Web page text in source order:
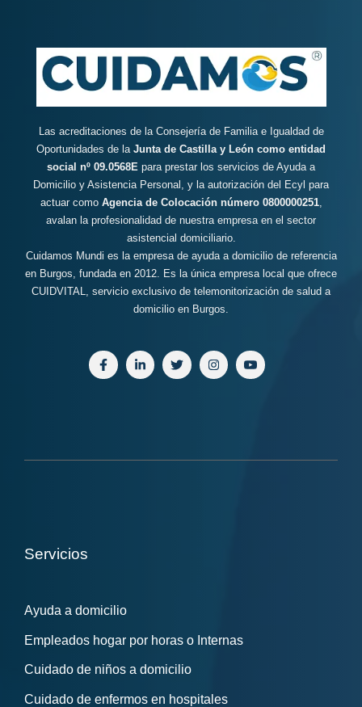
Las acreditaciones de la Consejería de Familia e Igualdad de
Oportunidades de la Junta de Castilla y León como entidad
social nº 09.0568E para prestar los servicios de Ayuda a
Domicilio y Asistencia Personal, y la autorización del Ecyl para
actuar como Agencia de Colocación número 0800000251,
avalan la profesionalidad de nuestra empresa en el sector
asistencial domiciliario.
Cuidamos Mundi es la empresa de ayuda a domicilio de referencia
en Burgos, fundada en 2012. Es la única empresa local que ofrece
CUIDVITAL, servicio exclusivo de telemonitorización de salud a
domicilio en Burgos.
Servicios
Ayuda a domicilio
Empleados hogar por horas o Internas
Cuidado de niños a domicilio
Cuidado de enfermos en hospitales